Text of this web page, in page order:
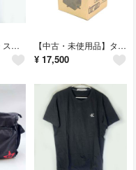
クイックシルバー スウェットパンツ ネイビー QPT234051 メンズ Quiksilver 裏起毛 防風 撥水 【中古・未使用品】タカラ工業 ウォータークリーナー 憩R TW-591 池クリーナー アクアリウム
¥ 17,500